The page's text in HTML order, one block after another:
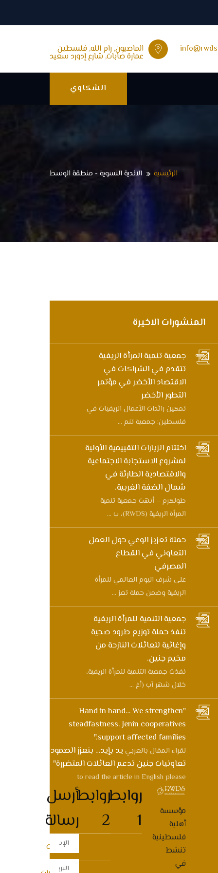
الماصيون, رام الله, فلسطين
عمارة صابات, شارع إدورد سعيد
الشكاوي
الرئيسية الاندية النسوية - منطقة الوسط
المنشورات الاخيرة
جمعية تنمية المرأة الريفية
تتقدم في الشراكات في
الاقتصاد الأخضر في مؤتمر
التطور الأخضر
تمكين رائدات الأعمال الريفيات في
فلسطين: جمعية تنم ...
اختتام الزيارات التقييمية الأولية
لمشروع الاستجابة الاجتماعية
والاقتصادية الطارئة في
شمال الضفة الغربية.
طولكرم – أنهت جمعية تنمية
المرأة الريفية (RWDS)، ب ...
حملة تعزيز الوعي حول العمل
التعاوني في القطاع
المصرفي
على شرف اليوم العالمي للمرأة
الريفية وضمن حملة تعز ...
جمعية التنمية للمرأة الريفية
تنفذ حملة توزيع طرود صحية
وإغاثية للعائلات النازحة من
مخيم جنين.
نفذت جمعية التنمية للمرأة الريفية،
خلال شهر آب (أغ ...
"Hand in hand… We strengthen
steadfastness. Jenin cooperatives
support affected families."
لقراء المقال بالعربي يد بإيد… بنعزز الصمود
تعاونيات جنين تدعم العائلات المتضررة"
to read the article in English please
مؤسسة
أهلية
فلسطينية
تنشط
في
روابط
1
نحن
روابط
2
المنتجات
أرسل
رسالة